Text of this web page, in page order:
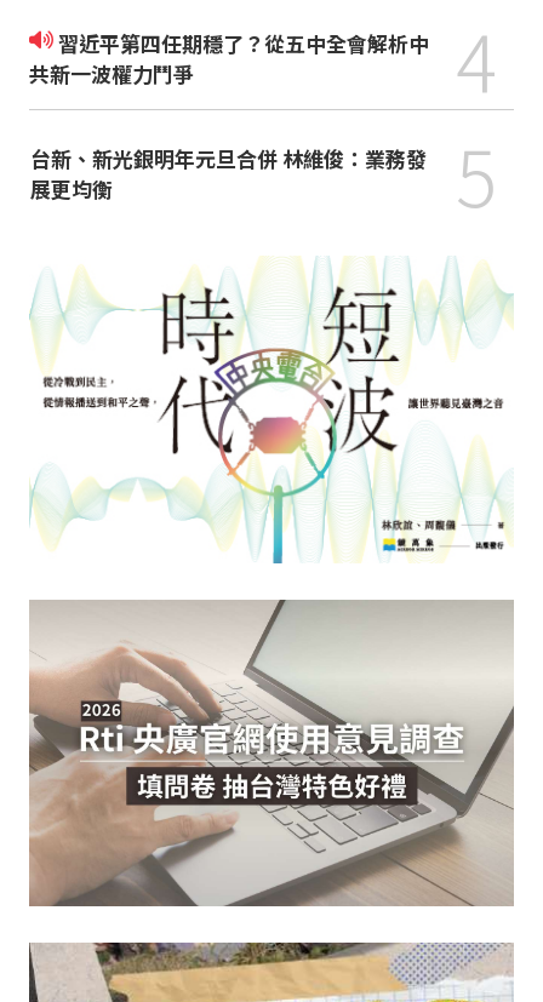
習近平第四任期穩了？從五中全會解析中
共新一波權力鬥爭
4
台新、新光銀明年元旦合併 林維俊：業務發
展更均衡
5